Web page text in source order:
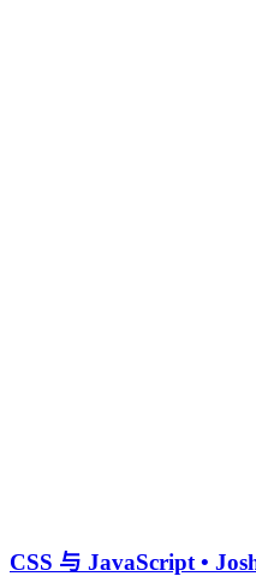
CSS 与 JavaScript •